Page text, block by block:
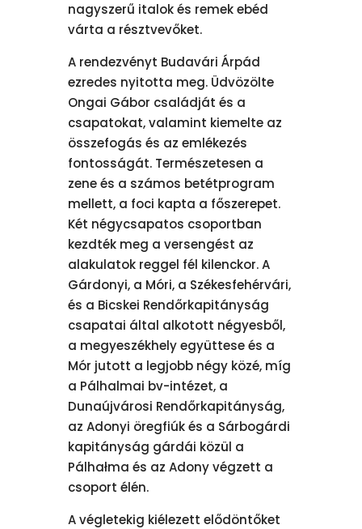
nagyszerű italok és remek ebéd
várta a résztvevőket.
A rendezvényt Budavári Árpád
ezredes nyitotta meg. Üdvözölte
Ongai Gábor családját és a
csapatokat, valamint kiemelte az
összefogás és az emlékezés
fontosságát. Természetesen a
zene és a számos betétprogram
mellett, a foci kapta a főszerepet.
Két négycsapatos csoportban
kezdték meg a versengést az
alakulatok reggel fél kilenckor. A
Gárdonyi, a Móri, a Székesfehérvári,
és a Bicskei Rendőrkapitányság
csapatai által alkotott négyesből,
a megyeszékhely együttese és a
Mór jutott a legjobb négy közé, míg
a Pálhalmai bv-intézet, a
Dunaújvárosi Rendőrkapitányság,
az Adonyi öregfiúk és a Sárbogárdi
kapitányság gárdái közül a
Pálhałma és az Adony végzett a
csoport élén.
A végletekig kiélezett elődöntőket